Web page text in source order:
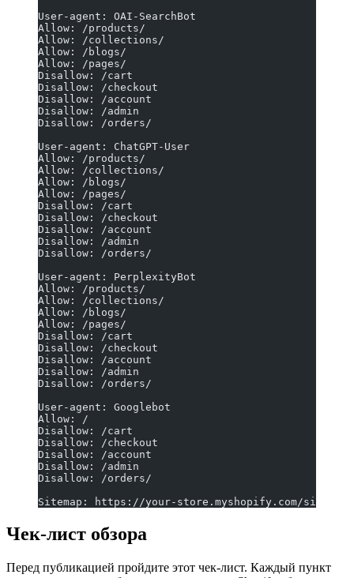
User-agent: OAI-SearchBot
Allow: /products/
Allow: /collections/
Allow: /blogs/
Allow: /pages/
Disallow: /cart
Disallow: /checkout
Disallow: /account
Disallow: /admin
Disallow: /orders/
User-agent: ChatGPT-User
Allow: /products/
Allow: /collections/
Allow: /blogs/
Allow: /pages/
Disallow: /cart
Disallow: /checkout
Disallow: /account
Disallow: /admin
Disallow: /orders/
User-agent: PerplexityBot
Allow: /products/
Allow: /collections/
Allow: /blogs/
Allow: /pages/
Disallow: /cart
Disallow: /checkout
Disallow: /account
Disallow: /admin
Disallow: /orders/
User-agent: Googlebot
Allow: /
Disallow: /cart
Disallow: /checkout
Disallow: /account
Disallow: /admin
Disallow: /orders/
Sitemap: https://your-store.myshopify.com/
Чек-лист обзора
Перед публикацией пройдите этот чек-лист. Каждый пункт